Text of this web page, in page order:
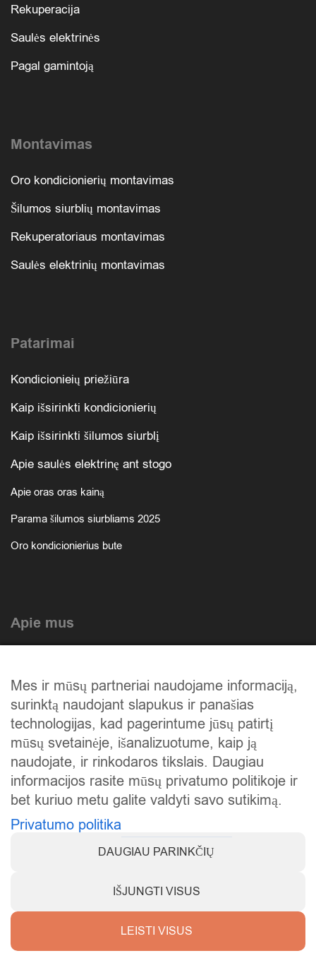
Rekuperacija
Saulės elektrinės
Pagal gamintoją
Montavimas
Oro kondicionierių montavimas
Šilumos siurblių montavimas
Rekuperatoriaus montavimas
Saulės elektrinių montavimas
Patarimai
Kondicionieių priežiūra
Kaip išsirinkti kondicionierių
Kaip išsirinkti šilumos siurblį
Apie saulės elektrinę ant stogo
Apie oras oras kainą
Parama šilumos siurbliams 2025
Oro kondicionierius bute
Apie mus
Mūsų istorija
Privatumo politika
Slapukų politika
Atsiskaitymas
Prekių grąžinimas
Visos teisės saugomos © 2025KarstiVejai.lt
Mes ir mūsų partneriai naudojame informaciją,
surinktą naudojant slapukus ir panašias
technologijas, kad pagerintume jūsų patirtį
mūsų svetainėje, išanalizuotume, kaip ją
naudojate, ir rinkodaros tikslais. Daugiau
informacijos rasite mūsų privatumo politikoje ir
bet kuriuo metu galite valdyti savo sutikimą.
Privatumo politika
DAUGIAU PARINKČIŲ
IŠJUNGTI VISUS
LEISTI VISUS